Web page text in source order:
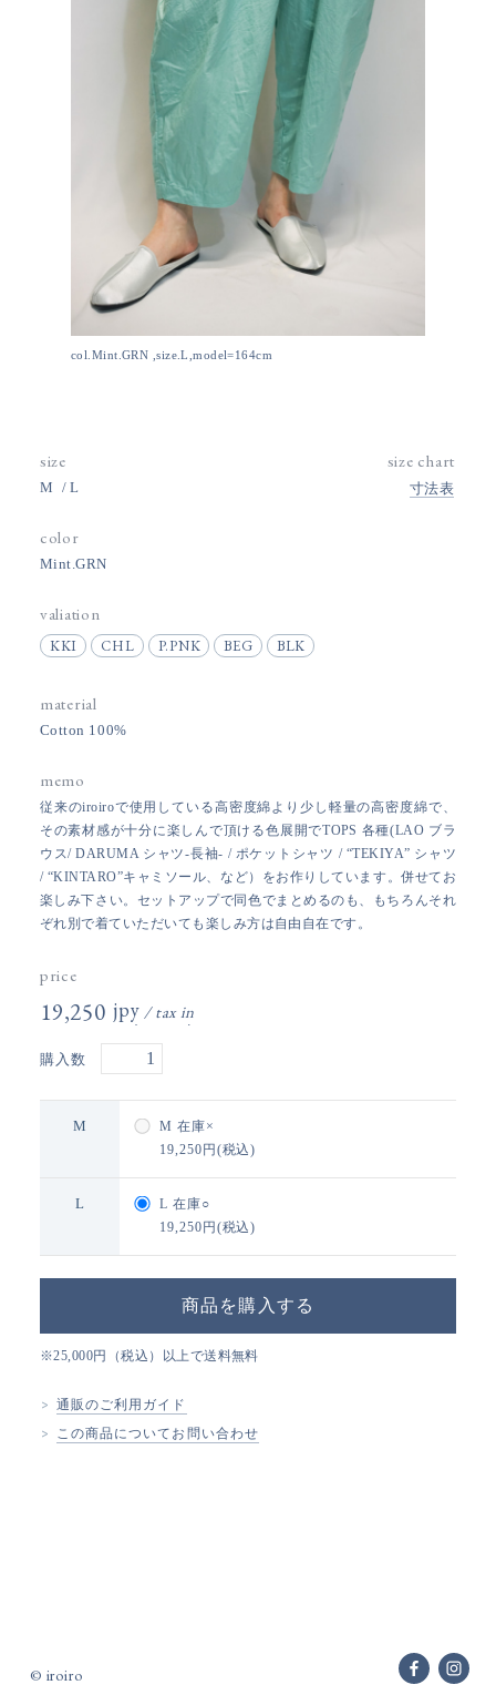
col.Mint.GRN ,size.L,model=164cm
size size chart
M L 寸法表
color
Mint.GRN
valiation
KKI CHL P.PNK BEG BLK
material
Cotton 100%
memo
従来のiroiroで使用している高密度綿より少し軽量の高密度綿で、
その素材感が十分に楽しんで頂ける色展開でTOPS 各種(LAO ブラ
ウス/ DARUMA シャツ-長袖- / ポケットシャツ / “TEKIYA” シャツ
/ “KINTARO”キャミソール、など）をお作りしています。併せてお
楽しみ下さい。セットアップで同色でまとめるのも、もちろんそれ
ぞれ別で着ていただいても楽しみ方は自由自在です。
price
19,250円(税込)
購入数
M M 在庫×
19,250円(税込)
L L 在庫○
19,250円(税込)
※25,000円（税込）以上で送料無料
通販のご利用ガイド
この商品についてお問い合わせ
© iroiro